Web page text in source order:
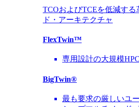
TCOおよびTCEを低減す
ド・アーキテクチャ
FlexTwin™
専用設計の大規模
BigTwin®
最も要求の厳しいユ